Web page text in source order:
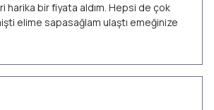
harika bir fiyata aldım. Hepsi de çok
elime sapasağlam ulaştı emeğinize